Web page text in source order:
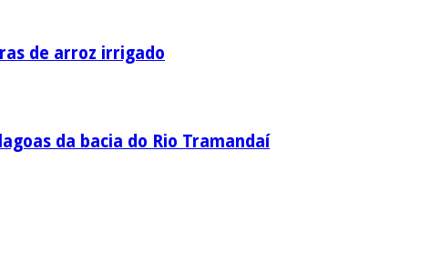
de arroz irrigado
da bacia do Rio Tramandaí